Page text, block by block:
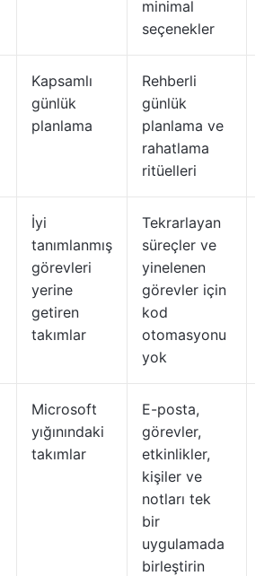
minimal
seçenekler
Kapsamlı
günlük
planlama
Rehberli
günlük
planlama ve
rahatlama
ritüelleri
İyi
tanımlanmış
görevleri
yerine
getiren
takımlar
Tekrarlayan
süreçler ve
yinelenen
görevler için
kod
otomasyonu
yok
Microsoft
yığınındaki
takımlar
E-posta,
görevler,
etkinlikler,
kişiler ve
notları tek
bir
uygulamada
birleştirin